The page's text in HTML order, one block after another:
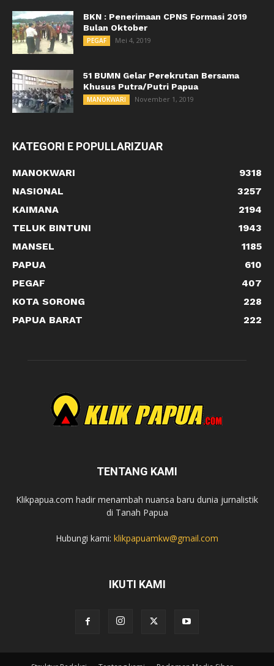
BKN : Penerimaan CPNS Formasi 2019
Bulan Oktober
PEGAF Mei 4, 2019
51 BUMN Gelar Perekrutan Bersama
Khusus Putra/Putri Papua
MANOKWARI November 1, 2019
KATEGORI E POPULLARIZUAR
MANOKWARI
9318
NASIONAL
3257
KAIMANA
2194
TELUK BINTUNI
1943
MANSEL
1185
PAPUA
610
PEGAF
407
KOTA SORONG
228
PAPUA BARAT
222
TENTANG KAMI
Klikpapua.com hadir menambah nuansa baru dunia jurnalistik
di Tanah Papua
Hubungi kami: klikpapuamkw@gmail.com
IKUTI KAMI